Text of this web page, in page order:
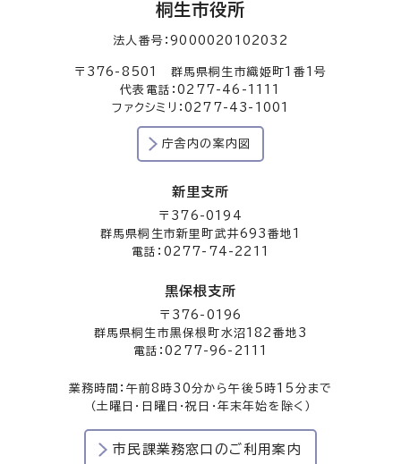
桐生市役所
法人番号：9000020102032
〒376-8501 群馬県桐生市織姫町1番1号
代表電話：0277-46-1111
ファクシミリ：0277-43-1001
庁舎内の案内図
新里支所
〒376-0194
群馬県桐生市新里町武井693番地1
電話：0277-74-2211
黒保根支所
〒376-0196
群馬県桐生市黒保根町水沼182番地3
電話：0277-96-2111
業務時間：午前8時30分から午後5時15分まで
（土曜日・日曜日・祝日・年末年始を除く）
市民課業務窓口のご利用案内